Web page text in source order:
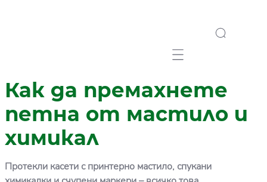
Mobile navigation
Как да премахнете
петна от мастило и
химикал
Протекли касети с принтерно мастило, спукани